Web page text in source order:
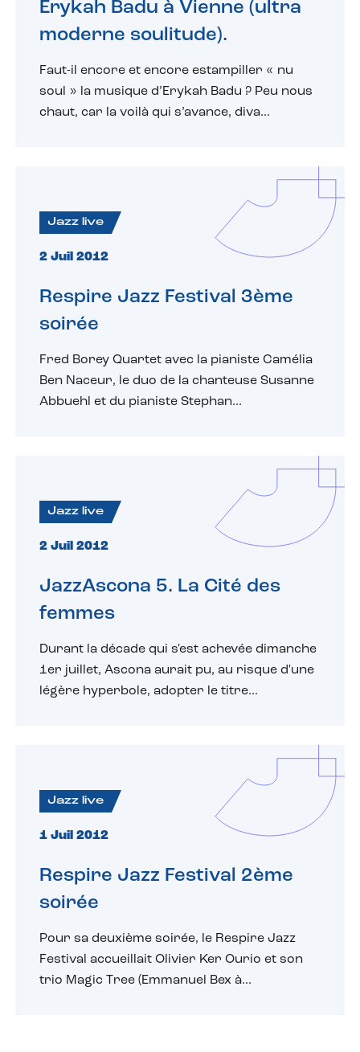
Erykah Badu à Vienne (ultra
moderne soulitude).
Faut-il encore et encore estampiller « nu
soul » la musique d’Erykah Badu ? Peu nous
chaut, car la voilà qui s’avance, diva...
Jazz live
2 Juil 2012
Respire Jazz Festival 3ème
soirée
Fred Borey Quartet avec la pianiste Camélia
Ben Naceur, le duo de la chanteuse Susanne
Abbuehl et du pianiste Stephan...
Jazz live
2 Juil 2012
JazzAscona 5. La Cité des
femmes
Durant la décade qui s'est achevée dimanche
1er juillet, Ascona aurait pu, au risque d'une
légère hyperbole, adopter le titre...
Jazz live
1 Juil 2012
Respire Jazz Festival 2ème
soirée
Pour sa deuxième soirée, le Respire Jazz
Festival accueillait Olivier Ker Ourio et son
trio Magic Tree (Emmanuel Bex à...